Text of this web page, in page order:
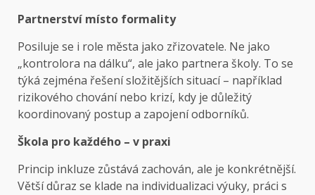
Partnerství místo formality
Posiluje se i role města jako zřizovatele. Ne jako
„kontrolora na dálku“, ale jako partnera školy. To se
týká zejména řešení složitějších situací – například
rizikového chování nebo krizí, kdy je důležitý
koordinovaný postup a zapojení odborníků.
Škola pro každého – v praxi
Princip inkluze zůstává zachován, ale je konkrétnější.
Větší důraz se klade na individualizaci výuky, práci s